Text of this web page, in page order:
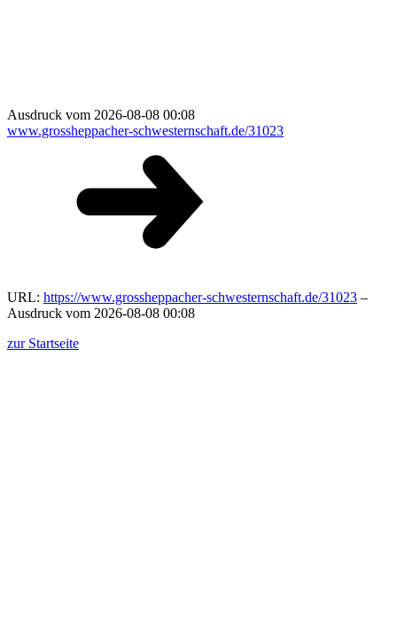
Ausdruck vom 2026-08-08 00:08
www.grossheppacher-schwesternschaft.de/31023
URL: https://www.grossheppacher-schwesternschaft.de/31023 –
Ausdruck vom 2026-08-08 00:08
zur Startseite